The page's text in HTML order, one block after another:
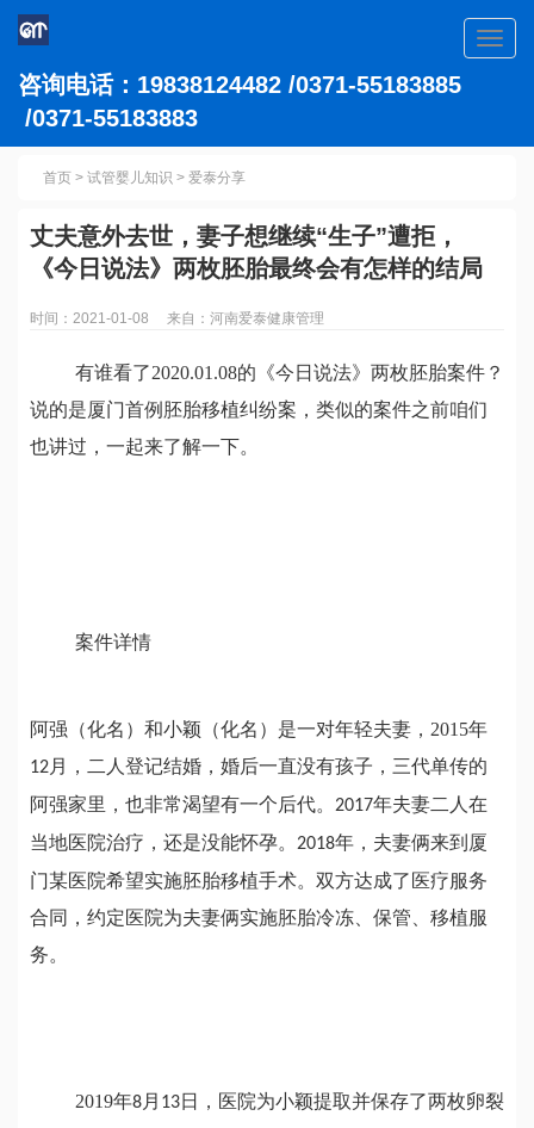
咨询电话：19838124482 /0371-55183885
/0371-55183883
首页 > 试管婴儿知识 > 爱泰分享
丈夫意外去世，妻子想继续“生子”遭拒，
《今日说法》两枚胚胎最终会有怎样的结局
时间：2021-01-08 来自：河南爱泰健康管理
有谁看了2020.01.08的《今日说法》两枚胚胎案件？
说的是厦门首例胚胎移植纠纷案，类似的案件之前咱们
也讲过，一起来了解一下。
案件详情
阿强（化名）和小颖（化名）是一对年轻夫妻， 2015年
12月，二人登记结婚，婚后一直没有孩子，三代单传的
阿强家里，也非常渴望有一个后代。 2017年夫妻二人在
当地医院治疗，还是没能怀孕。 2018年，夫妻俩来到厦
门某医院希望实施胚胎移植手术。双方达成了医疗服务
合同，约定医院为夫妻俩实施胚胎冷冻、保管、移植服
务。
2019年8月 13日，医院为小颖提取并保存了两枚卵裂